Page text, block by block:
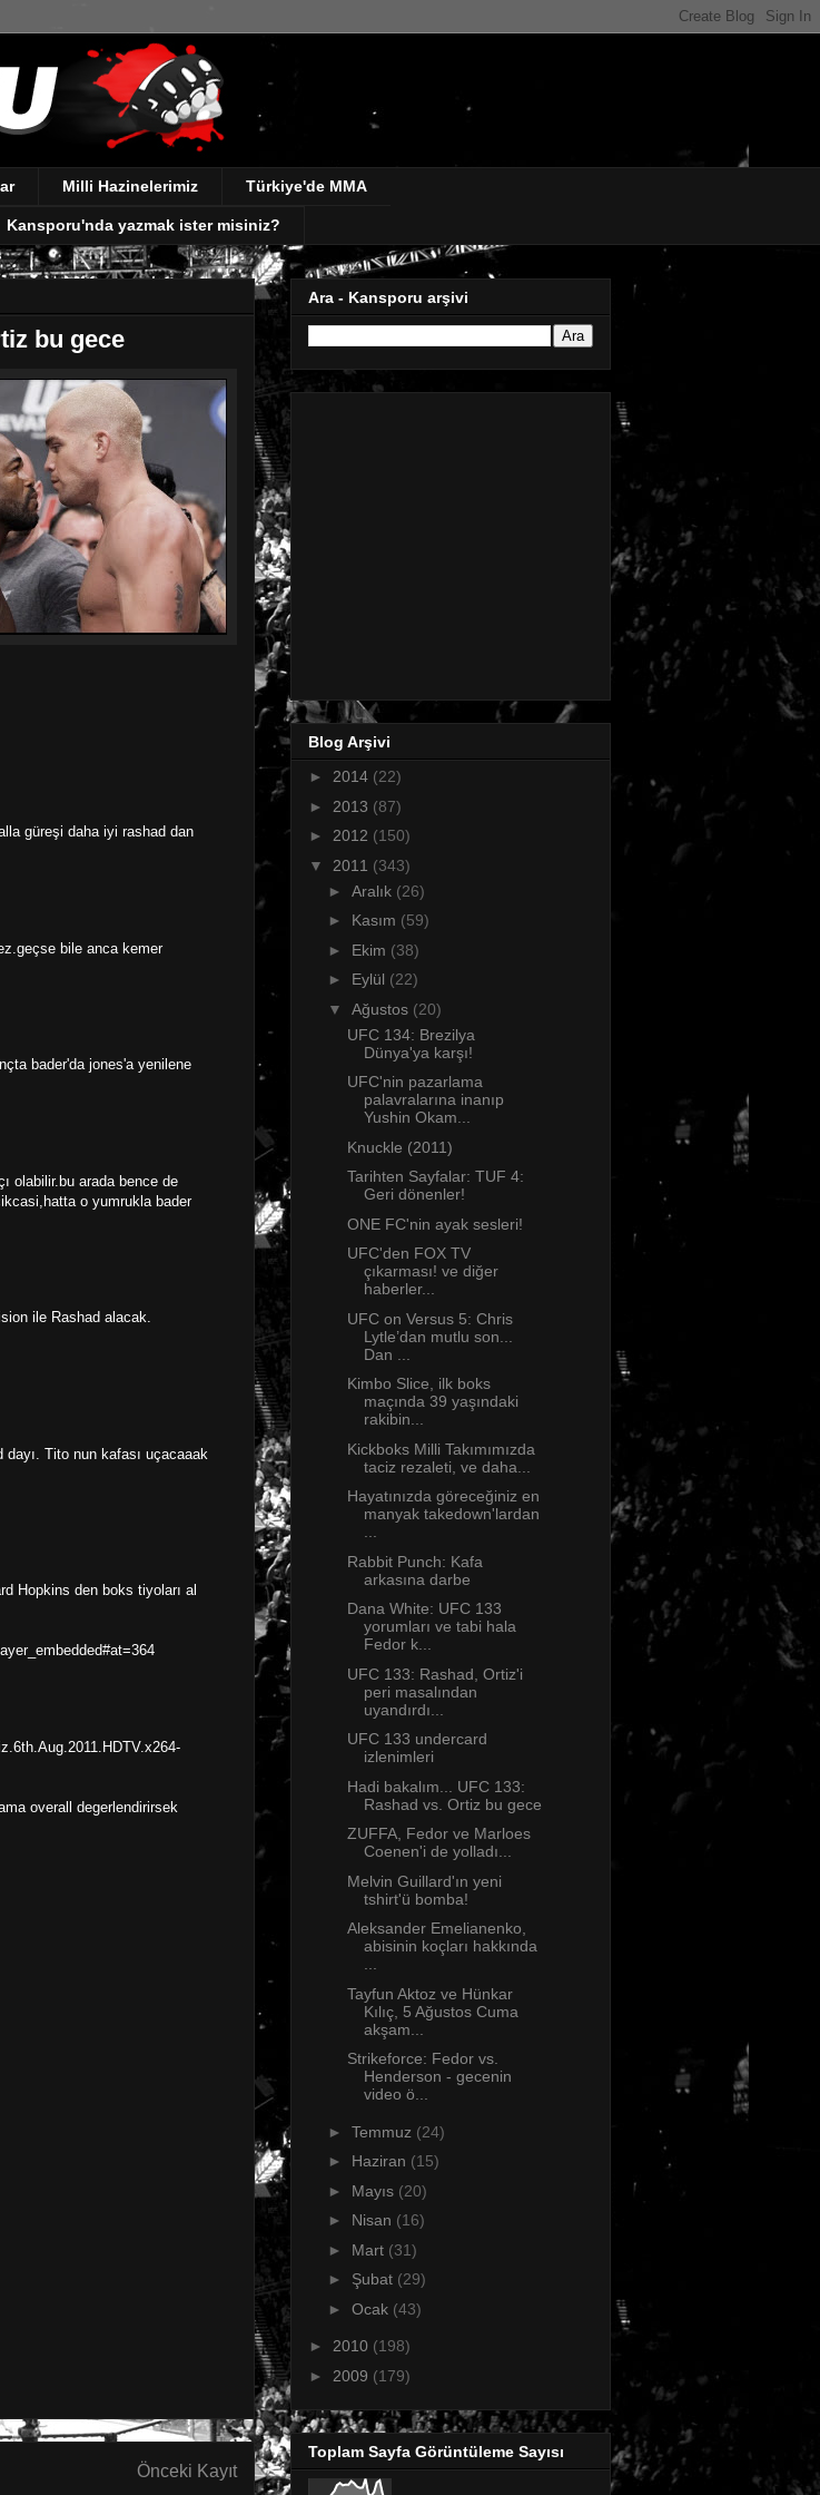
Milli Hazinelerimiz Türkiye'de MMA
Kansporu'nda yazmak ister misiniz?
bu gece
güreşi daha iyi rashad dan
bile anca kemer
bader'da jones'a yenilene
olabilir.bu arada bence de
o yumrukla bader
ile Rashad alacak.
Tito nun kafası uçacaaak
Hopkins den boks tiyoları al
overall degerlendirirsek
Önceki Kayıt
Ara - Kansporu arşivi
Blog Arşivi
► 2014 (22)
► 2013 (87)
► 2012 (150)
▼ 2011 (343)
► Aralık (26)
► Kasım (59)
► Ekim (38)
► Eylül (22)
▼ Ağustos (20)
UFC 134: Brezilya
Dünya'ya karşı!
UFC'nin pazarlama
palavralarına inanıp
Yushin Okam...
Knuckle (2011)
Tarihten Sayfalar: TUF 4:
Geri dönenler!
ONE FC'nin ayak sesleri!
UFC'den FOX TV
çıkarması! ve diğer
haberler...
UFC on Versus 5: Chris
Lytle’dan mutlu son...
Dan ...
Kimbo Slice, ilk boks
maçında 39 yaşındaki
rakibin...
Kickboks Milli Takımımızda
taciz rezaleti, ve daha...
Hayatınızda göreceğiniz en
manyak takedown'lardan
...
Rabbit Punch: Kafa
arkasına darbe
Dana White: UFC 133
yorumları ve tabi hala
Fedor k...
UFC 133: Rashad, Ortiz'i
peri masalından
uyandırdı...
UFC 133 undercard
izlenimleri
Hadi bakalım... UFC 133:
Rashad vs. Ortiz bu gece
ZUFFA, Fedor ve Marloes
Coenen'i de yolladı...
Melvin Guillard'ın yeni
tshirt'ü bomba!
Aleksander Emelianenko,
abisinin koçları hakkında
...
Tayfun Aktoz ve Hünkar
Kılıç, 5 Ağustos Cuma
akşam...
Strikeforce: Fedor vs.
Henderson - gecenin
video ö...
► Temmuz (24)
► Haziran (15)
► Mayıs (20)
► Nisan (16)
► Mart (31)
► Şubat (29)
► Ocak (43)
► 2010 (198)
► 2009 (179)
Toplam Sayfa Görüntüleme Sayısı